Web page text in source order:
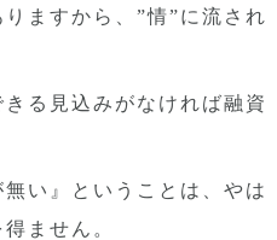
ますから、”情”に流され
る見込みがなければ融資
無い』ということは、やは
ません。